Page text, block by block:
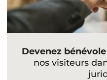
Devenez bénévole
nos visiteurs